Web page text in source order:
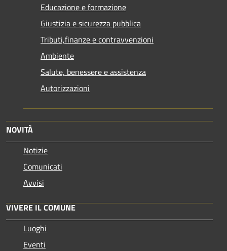
Educazione e formazione
Giustizia e sicurezza pubblica
Tributi,finanze e contravvenzioni
Ambiente
Salute, benessere e assistenza
Autorizzazioni
NOVITÀ
Notizie
Comunicati
Avvisi
VIVERE IL COMUNE
Luoghi
Eventi